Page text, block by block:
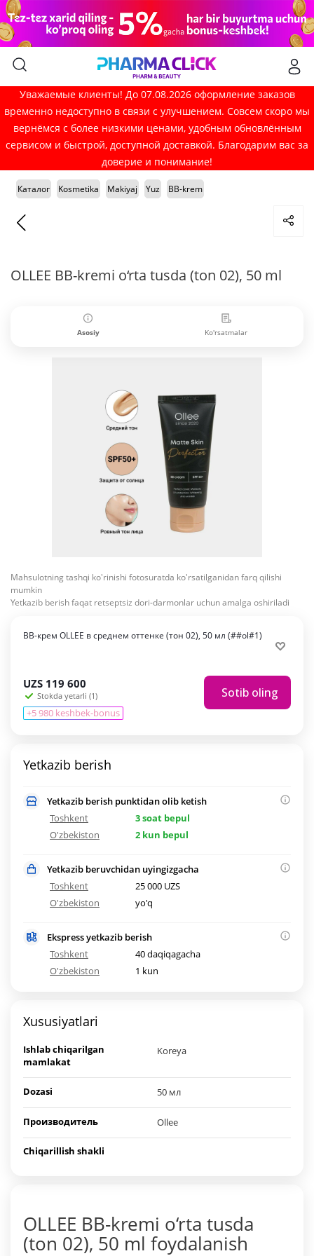
Уважаемые клиенты! До 07.08.2026 оформление заказов
временно недоступно в связи с улучшением. Совсем скоро мы
вернёмся с более низкими ценами, удобным обновлённым
сервисом и быстрой, доступной доставкой. Благодарим вас за
доверие и понимание!
Каталог Kosmetika Makiyaj Yuz BB-krem
OLLEE BB-kremi o‘rta tusda (ton 02), 50 ml
Asosiy Ko'rsatmalar
Mahsulotning tashqi ko'rinishi fotosuratda ko'rsatilganidan farq qilishi
mumkin
Yetkazib berish faqat retseptsiz dori-darmonlar uchun amalga oshiriladi
BB-крем OLLEE в среднем оттенке (тон 02), 50 мл (##ol#1)
UZS 119 600
Stokda yetarli (1)
+5 980 keshbek-bonus
Sotib oling
Yetkazib berish
Yetkazib berish punktidan olib ketish
Toshkent
3 soat bepul
O'zbekiston
2 kun bepul
Yetkazib beruvchidan uyingizgacha
Toshkent
25 000 UZS
O'zbekiston
yo'q
Ekspress yetkazib berish
Toshkent
40 daqiqagacha
O'zbekiston
1 kun
Xususiyatlari
Ishlab chiqarilgan
mamlakat
Koreya
Dozasi 50 мл
Производитель Ollee
Chiqarillish shakli
OLLEE BB-kremi o‘rta tusda
(ton 02), 50 ml foydalanish